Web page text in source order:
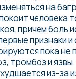
на
человека
причем боль
признаки
пока не
тромбоз и
из-за